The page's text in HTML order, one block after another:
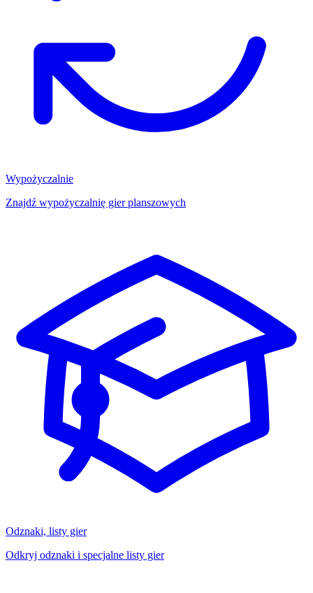
Wypożyczalnie
Znajdź wypożyczalnię gier planszowych
Odznaki, listy gier
Odkryj odznaki i specjalne listy gier